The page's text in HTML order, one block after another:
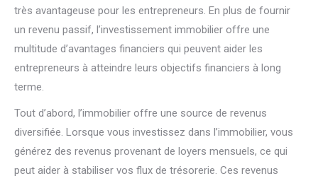
très avantageuse pour les entrepreneurs. En plus de fournir
un revenu passif, l’investissement immobilier offre une
multitude d’avantages financiers qui peuvent aider les
entrepreneurs à atteindre leurs objectifs financiers à long
terme.
Tout d’abord, l’immobilier offre une source de revenus
diversifiée. Lorsque vous investissez dans l’immobilier, vous
générez des revenus provenant de loyers mensuels, ce qui
peut aider à stabiliser vos flux de trésorerie. Ces revenus